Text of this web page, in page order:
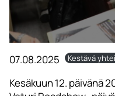
07.08.2025 Kestävä
Kesäkuun 12. päivänä